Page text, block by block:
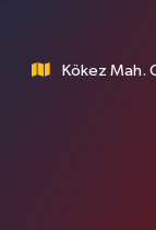
Kökez Mah.